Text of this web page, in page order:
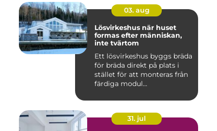
03. aug
Lösvirkeshus när huset
formas efter människan,
inte tvärtom
Ett lösvirkeshus byggs bräda
för bräda direkt på plats i
stället för att monteras från
färdiga modul...
31. jul